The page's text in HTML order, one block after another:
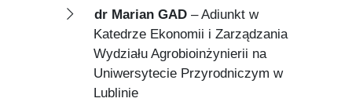
dr Marian GAD– Adiunkt w
Katedrze Ekonomii i Zarządzania
Wydziału Agrobioinżynierii na
Uniwersytecie Przyrodniczym w
Lublinie